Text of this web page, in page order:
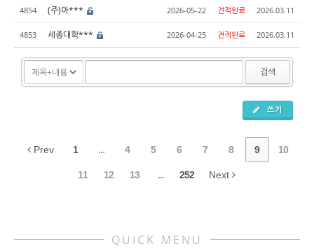
4854 (주)아*** 2026-05-22 견적완료 2026.03.11
4853 세종대학*** 2026-04-25 견적완료 2026.03.11
검색
쓰기
Prev 1 ... 4 5 6 7 8 9 10
11 12 13 ... 252 Next
QUICK MENU